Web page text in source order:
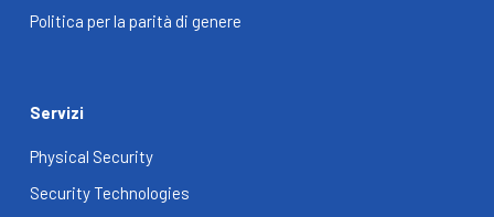
Politica per la parità di genere
Servizi
Physical Security
Security Technologies